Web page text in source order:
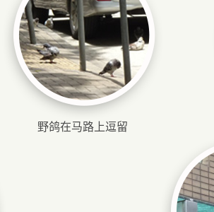
野鸽在马路上逗留